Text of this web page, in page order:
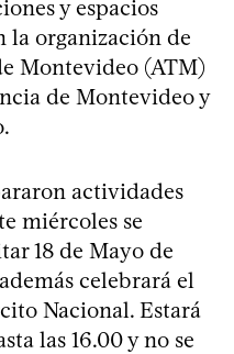
y espacios
la organización de
Montevideo (ATM)
de Montevideo y
actividades
miércoles se
18 de Mayo de
celebrará el
Nacional. Estará
las 16.00 y no se